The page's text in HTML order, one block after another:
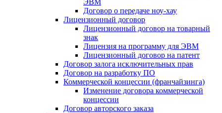
ЭВМ
Договор о передаче ноу-хау
Лицензионный договор
Лицензионный договор на товарный
знак
Лицензия на программу для ЭВМ
Лицензионный договор на патент
Договор залога исключительных прав
Договор на разработку ПО
Коммерческой концессии (франчайзинга)
Изменение договора коммерческой
концессии
Договор авторского заказа